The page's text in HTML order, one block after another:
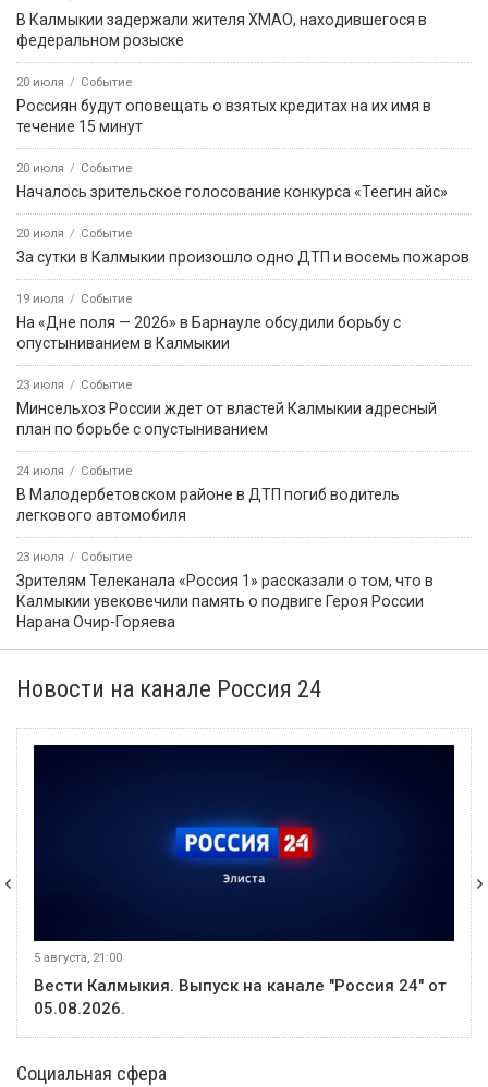
В Калмыкии задержали жителя ХМАО, находившегося в
федеральном розыске
20 июля Событие
Россиян будут оповещать о взятых кредитах на их имя в
течение 15 минут
20 июля Событие
Началось зрительское голосование конкурса «Теегин айс»
20 июля Событие
За сутки в Калмыкии произошло одно ДТП и восемь пожаров
19 июля Событие
На «Дне поля — 2026» в Барнауле обсудили борьбу с
опустыниванием в Калмыкии
23 июля Событие
Минсельхоз России ждет от властей Калмыкии адресный
план по борьбе с опустыниванием
24 июля Событие
В Малодербетовском районе в ДТП погиб водитель
легкового автомобиля
23 июля Событие
Зрителям Телеканала «Россия 1» рассказали о том, что в
Калмыкии увековечили память о подвиге Героя России
Нарана Очир-Горяева
Новости на канале Россия 24
5 августа, 21:00
Вести Калмыкия. Выпуск на канале "Россия 24" от
05.08.2026.
Социальная сфера